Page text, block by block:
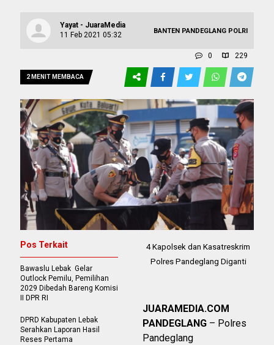
Yayat - JuaraMedia
11 Feb 2021 05:32
BANTEN PANDEGLANG POLRI
0 229
2 MENIT MEMBACA
4 Kapolsek dan Kasatreskrim
Polres Pandeglang Diganti
JUARAMEDIA.COM
PANDEGLANG – Polres
Pandeglang
Pos Terkait
Bawaslu Lebak Gelar
Outlock Pemilu, Pemilihan
2029 Dibedah Bareng Komisi
II DPR RI
DPRD Kabupaten Lebak
Serahkan Laporan Hasil
Reses Pertama